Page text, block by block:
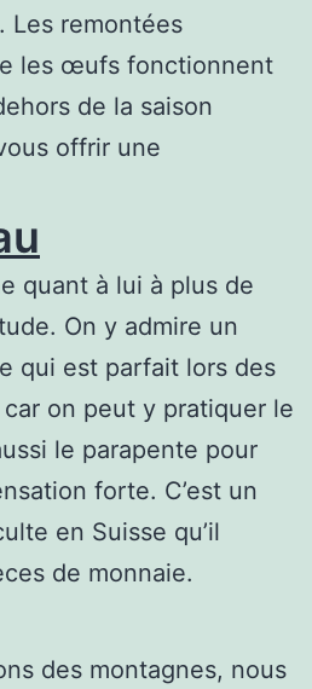
Les remontées
les œufs fonctionnent
de la saison
offrir une
quant à lui à plus de
On y admire un
qui est parfait lors des
on peut y pratiquer le
le parapente pour
forte. C’est un
en Suisse qu’il
de monnaie.
des montagnes, nous